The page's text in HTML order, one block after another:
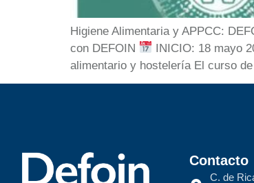
Higiene Alimentaria y APPCC:
con DEFOIN
INICIO: 18 mayo
alimentario y hostelería El curso
Contacto
C. de